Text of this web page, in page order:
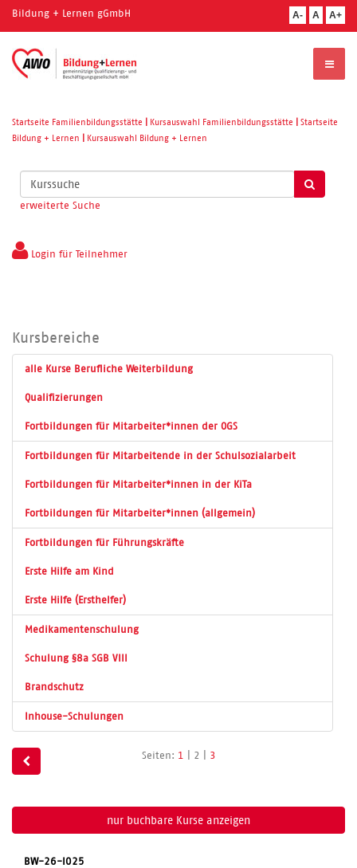
Bildung + Lernen gGmbH A- A A+
Startseite Familienbildungsstätte Kursauswahl Familienbildungsstätte
Startseite
Bildung + Lernen
Kursauswahl Bildung + Lernen
Kurse
suchen
erweiterte Suche
Login für Teilnehmer
Kursbereiche
alle Kurse Berufliche Weiterbildung
Qualifizierungen
Fortbildungen für Mitarbeiter*innen der OGS
Fortbildungen für Mitarbeitende in der Schulsozialarbeit
Fortbildungen für Mitarbeiter*innen in der KiTa
Fortbildungen für Mitarbeiter*innen (allgemein)
Fortbildungen für Führungskräfte
Erste Hilfe am Kind
Erste Hilfe (Ersthelfer)
Medikamentenschulung
Schulung §8a SGB VIII
Brandschutz
Inhouse-Schulungen
Seite
2
Seiten: 1 2 3
nur buchbare Kurse anzeigen
BW-26-I025